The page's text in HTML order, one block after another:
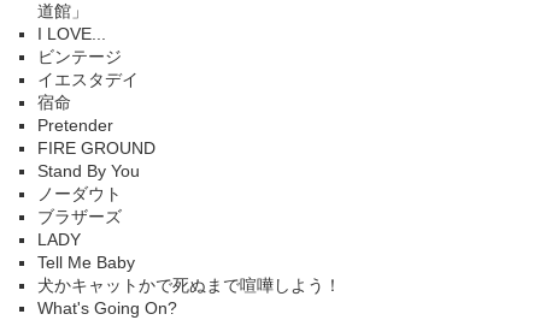
道館」
I LOVE...
ビンテージ
イエスタデイ
宿命
Pretender
FIRE GROUND
Stand By You
ノーダウト
ブラザーズ
LADY
Tell Me Baby
犬かキャットかで死ぬまで喧嘩しよう！
What's Going On?